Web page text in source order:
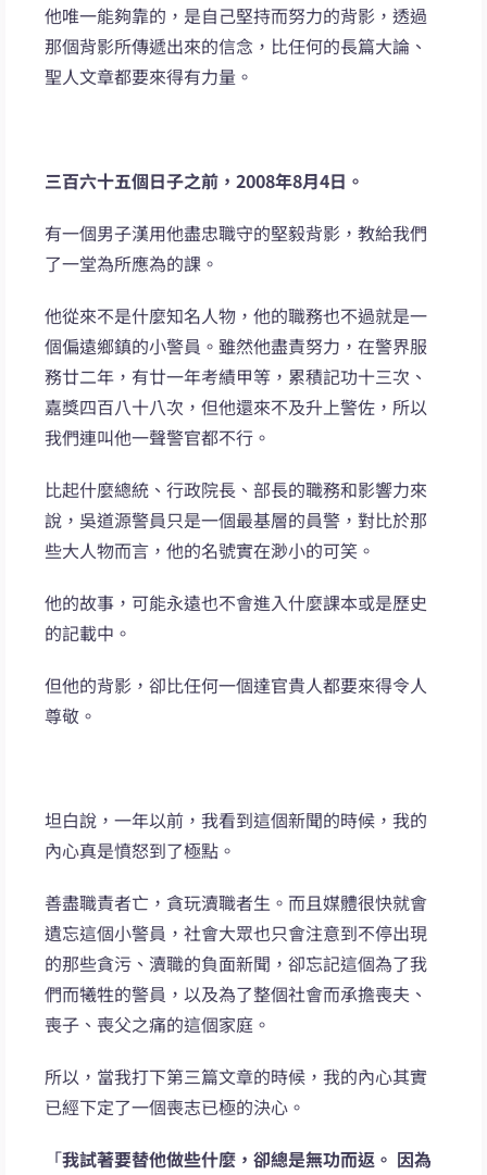
他唯一能夠靠的，是自己堅持而努力的背影，透過
那個背影所傳遞出來的信念，比任何的長篇大論、
聖人文章都要來得有力量。
三百六十五個日子之前，2008年8月4日。
有一個男子漢用他盡忠職守的堅毅背影，教給我們
了一堂為所應為的課。
他從來不是什麼知名人物，他的職務也不過就是一
個偏遠鄉鎮的小警員。雖然他盡責努力，在警界服
務廿二年，有廿一年考績甲等，累積記功十三次、
嘉獎四百八十八次，但他還來不及升上警佐，所以
我們連叫他一聲警官都不行。
比起什麼總統、行政院長、部長的職務和影響力來
說，吳道源警員只是一個最基層的員警，對比於那
些大人物而言，他的名號實在渺小的可笑。
他的故事，可能永遠也不會進入什麼課本或是歷史
的記載中。
但他的背影，卻比任何一個達官貴人都要來得令人
尊敬。
坦白說，一年以前，我看到這個新聞的時候，我的
內心真是憤怒到了極點。
善盡職責者亡，貪玩瀆職者生。而且媒體很快就會
遺忘這個小警員，社會大眾也只會注意到不停出現
的那些貪污、瀆職的負面新聞，卻忘記這個為了我
們而犧牲的警員，以及為了整個社會而承擔喪夫、
喪子、喪父之痛的這個家庭。
所以，當我打下第三篇文章的時候，我的內心其實
已經下定了一個喪志已極的決心。
「我試著要替他做些什麼，卻總是無功而返。 因為